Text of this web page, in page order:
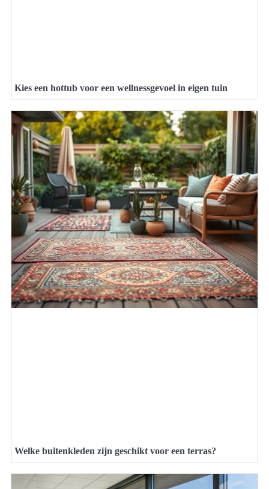
Kies een hottub voor een wellnessgevoel in eigen tuin
Welke buitenkleden zijn geschikt voor een terras?